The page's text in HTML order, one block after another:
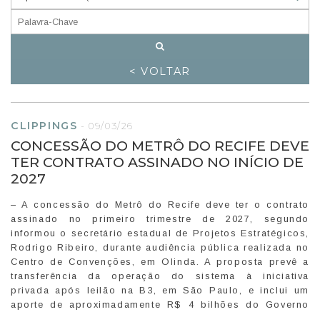
< VOLTAR
CLIPPINGS -09/03/26
CONCESSÃO DO METRÔ DO RECIFE DEVE
TER CONTRATO ASSINADO NO INÍCIO DE
2027
– A concessão do Metrô do Recife deve ter o contrato
assinado no primeiro trimestre de 2027, segundo
informou o secretário estadual de Projetos Estratégicos,
Rodrigo Ribeiro, durante audiência pública realizada no
Centro de Convenções, em Olinda. A proposta prevê a
transferência da operação do sistema à iniciativa
privada após leilão na B3, em São Paulo, e inclui um
aporte de aproximadamente R$ 4 bilhões do Governo